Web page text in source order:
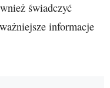
świadczyć
informacje